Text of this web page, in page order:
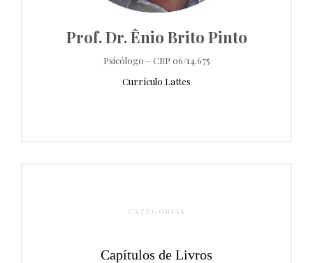
Prof. Dr. Ênio Brito Pinto
Psicólogo – CRP 06/14.675
Currículo Lattes
CATEGORIAS
Capítulos de Livros